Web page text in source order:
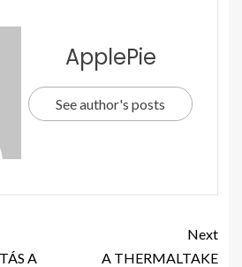
ApplePie
See author's posts
A
Next
A THERMALTAKE